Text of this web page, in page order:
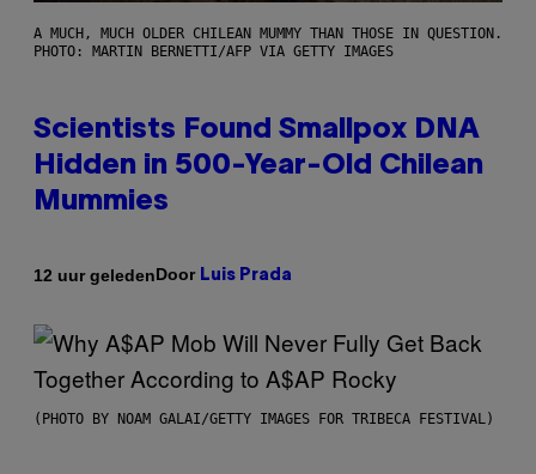
A MUCH, MUCH OLDER CHILEAN MUMMY THAN THOSE IN QUESTION.
PHOTO: MARTIN BERNETTI/AFP VIA GETTY IMAGES
Scientists Found Smallpox DNA
Hidden in 500-Year-Old Chilean
Mummies
12 uur geledenDoor Luis Prada
(PHOTO BY NOAM GALAI/GETTY IMAGES FOR TRIBECA FESTIVAL)